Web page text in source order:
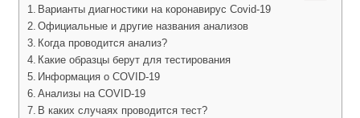
Варианты диагностики на коронавирус Covid-19
Официальные и другие названия анализов
Когда проводится анализ?
Какие образцы берут для тестирования
Информация о COVID-19
Анализы на COVID-19
‍В каких случаях проводится тест?